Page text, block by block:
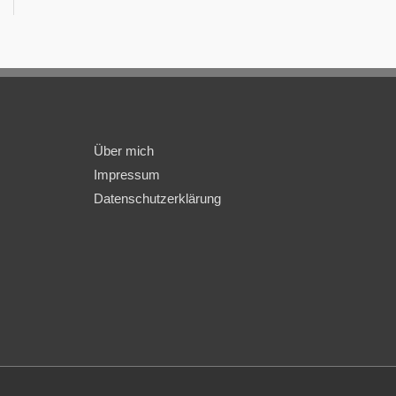
Über mich
Impressum
Datenschutzerklärung